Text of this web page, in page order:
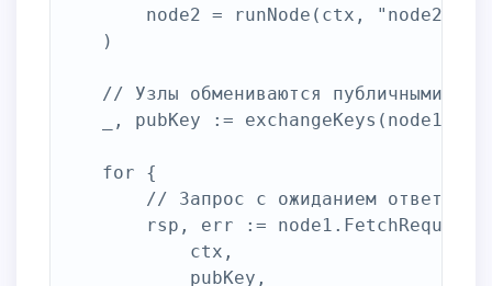
// Узлы обмениваются публичными
        // Запрос с ожиданием ответа